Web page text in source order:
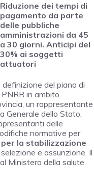
Riduzione dei tempi di
pagamento da parte
delle pubbliche
amministrazioni da 45
a 30 giorni. Anticipi del
30% ai soggetti
attuatori
definizione del piano di
in ambito
un rappresentante
Generale dello Stato,
delle
normative per
la stabilizzazione
e assunzione. Il
Ministero della salute